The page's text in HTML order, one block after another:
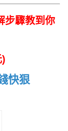
步驟教到你
快狠